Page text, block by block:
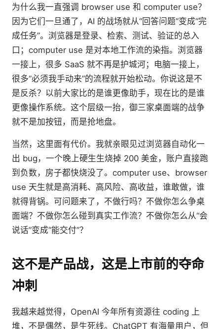
为什么我一直强调 browser use 和 computer use？
因为它们一旦通了，AI 的战场就从“回答问题”变成“完
成任务”。浏览器是登录、检索、测试、验证的总入
口；computer use 是对本地工作流的染指。浏览器
一接上，很多 SaaS 就不再是护城河；电脑一接上，
很多“必须我手动来”的流程就开始松动。你说这是不
是反杀？以前大家比的是谁更像助手，现在比的是谁
更像操作系统。这个层级一抬，御三家桌面端的战争
就不是加按钮，而是抢地盘。
当然，这里面有代价。我就亲眼见过浏览器自动化一
出 bug，一个晚上硬生生烧掉 200 美金，账户直接跑
到负数，房子都快烧没了。computer use、browser
use 天生就是高消耗、高风险、高收益，谁敢做，谁
就得背锅。可问题来了，不做行吗？不做你怎么争桌
面端？不做你怎么碰到真实工作流？不做你怎么从“会
说话”变成“能交付”？
这不是产品战，这是上市前的夺命
冲刺
我越来越觉得，OpenAI 今年所有资源往 coding 上
堆，不是偶然，是生死线。ChatGPT 有海量用户，但